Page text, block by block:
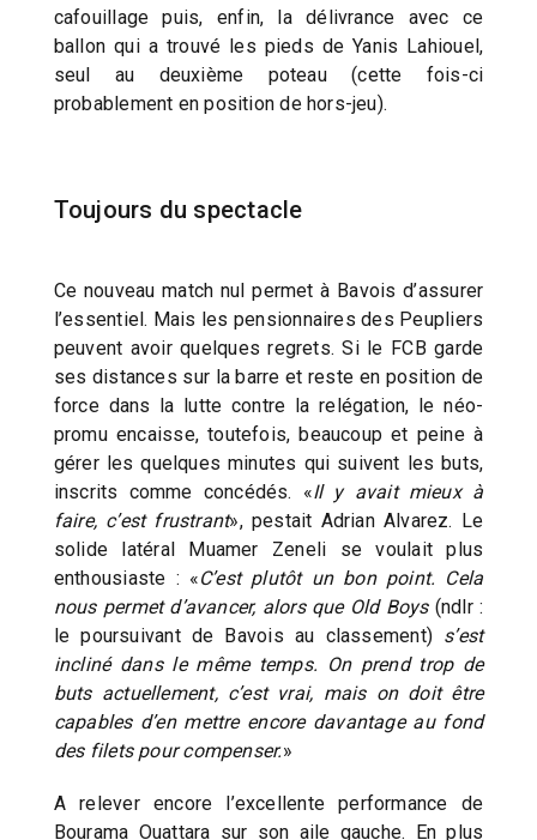
cafouillage puis, enfin, la délivrance avec ce
ballon qui a trouvé les pieds de Yanis Lahiouel,
seul au deuxième poteau (cette fois-ci
probablement en position de hors-jeu).
Toujours du spectacle
Ce nouveau match nul permet à Bavois d’assurer
l’essentiel. Mais les pensionnaires des Peupliers
peuvent avoir quelques regrets. Si le FCB garde
ses distances sur la barre et reste en position de
force dans la lutte contre la relégation, le néo-
promu encaisse, toutefois, beaucoup et peine à
gérer les quelques minutes qui suivent les buts,
inscrits comme concédés. «Il y avait mieux à
faire, c’est frustrant», pestait Adrian Alvarez. Le
solide latéral Muamer Zeneli se voulait plus
enthousiaste : «C’est plutôt un bon point. Cela
nous permet d’avancer, alors que Old Boys(ndlr :
le poursuivant de Bavois au classement) s’est
incliné dans le même temps. On prend trop de
buts actuellement, c’est vrai, mais on doit être
capables d’en mettre encore davantage au fond
des filets pour compenser.»
A relever encore l’excellente performance de
Bourama Ouattara sur son aile gauche. En plus